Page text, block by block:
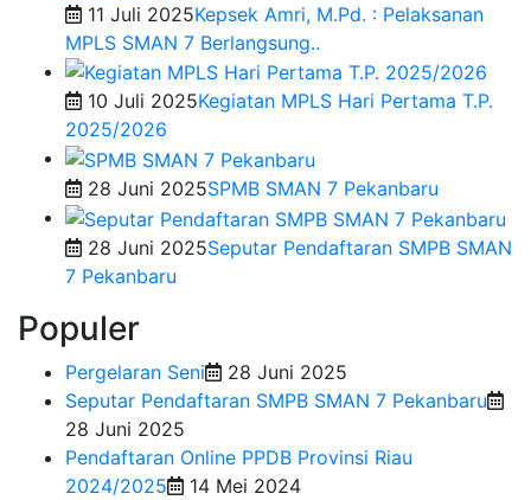
11 Juli 2025Kepsek Amri, M.Pd. : Pelaksanan
MPLS SMAN 7 Berlangsung..
10 Juli 2025Kegiatan MPLS Hari Pertama T.P.
2025/2026
28 Juni 2025SPMB SMAN 7 Pekanbaru
28 Juni 2025Seputar Pendaftaran SMPB SMAN
7 Pekanbaru
Populer
Pergelaran Seni
28 Juni 2025
Seputar Pendaftaran SMPB SMAN 7 Pekanbaru
28 Juni 2025
Pendaftaran Online PPDB Provinsi Riau
2024/2025
14 Mei 2024